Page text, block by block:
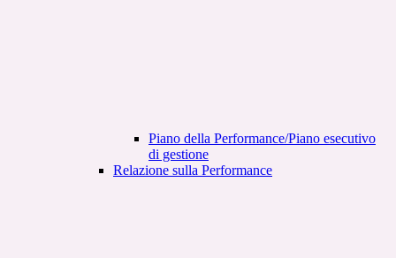
Piano della Performance/Piano esecutivo
di gestione
Relazione sulla Performance